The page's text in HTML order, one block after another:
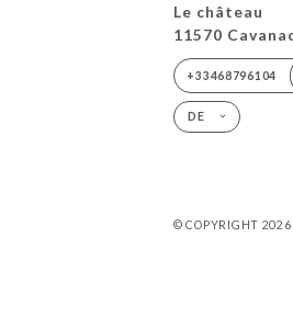
Le château
11570
+33468796104
DE
© COPYRIGHT 2026